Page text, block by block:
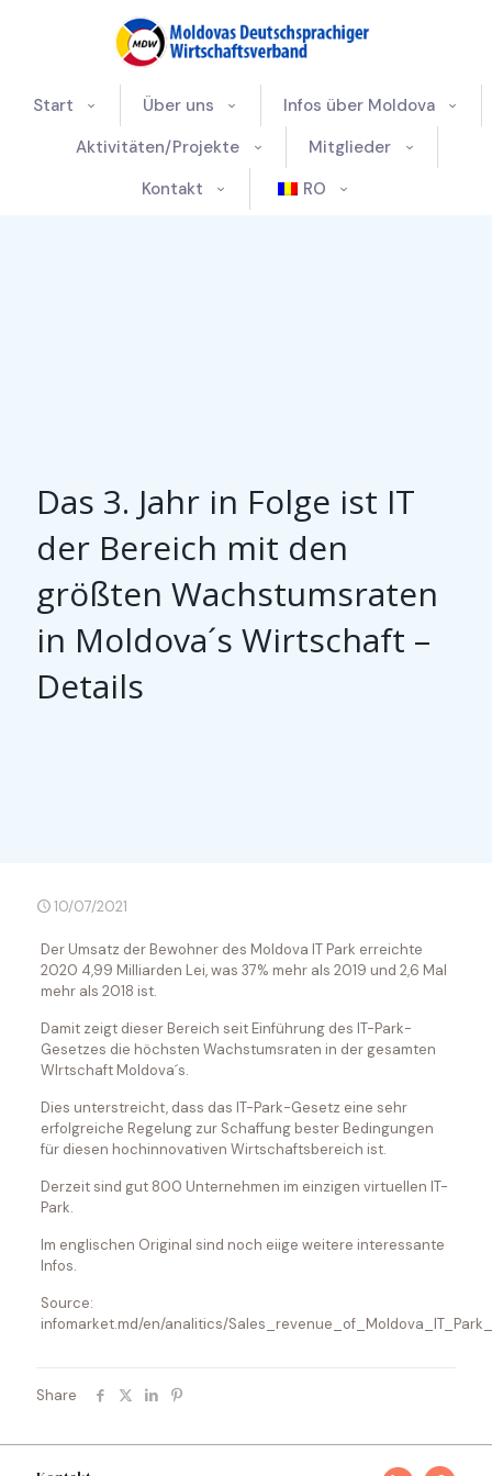
Start Über uns
Infos über Moldova
Aktivitäten/Projekte
Mitglieder
Kontakt
RO
Das 3. Jahr in Folge ist IT
der Bereich mit den
größten Wachstumsraten
in Moldova´s Wirtschaft –
Details
10/07/2021
Der Umsatz der Bewohner des Moldova IT Park erreichte
2020 4,99 Milliarden Lei, was 37% mehr als 2019 und 2,6 Mal
mehr als 2018 ist.
Damit zeigt dieser Bereich seit Einführung des IT-Park-
Gesetzes die höchsten Wachstumsraten in der gesamten
WIrtschaft Moldova´s.
Dies unterstreicht, dass das IT-Park-Gesetz eine sehr
erfolgreiche Regelung zur Schaffung bester Bedingungen
für diesen hochinnovativen Wirtschaftsbereich ist.
Derzeit sind gut 800 Unternehmen im einzigen virtuellen IT-
Park.
Im englischen Original sind noch eiige weitere interessante
Infos.
Source:
infomarket.md/en/analitics/
Share